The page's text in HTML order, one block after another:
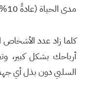
مدى الحياة (عادةً 10%).
كلما زاد عدد
أرباحك بشكل كبير،
السلبي دون بذل أي